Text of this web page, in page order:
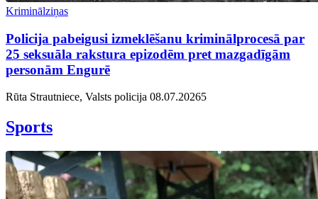
Kriminālziņas
Policija pabeigusi izmeklēšanu kriminālprocesā par
25 seksuāla rakstura epizodēm pret mazgadīgām
personām Engurē
Rūta Strautniece, Valsts policija 08.07.20265
Sports